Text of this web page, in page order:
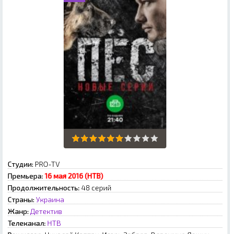
Студии: PRO-TV
Премьера: 16 мая 2016 (НТВ)
Продолжительность: 48 серий
Страны: Украина
Жанр: Детектив
Телеканал: НТВ